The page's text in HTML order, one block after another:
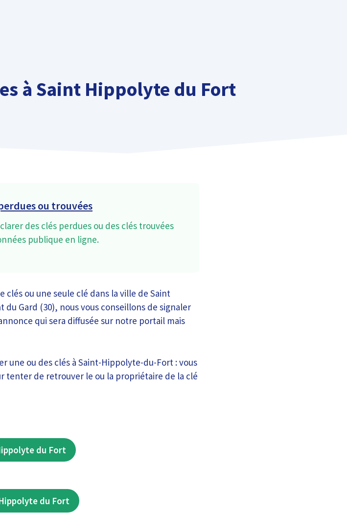
à Saint Hippolyte du Fort
ou trouvées
des clés perdues ou des clés trouvées
publique en ligne.
clés ou une seule clé dans la ville de Saint
Gard (30), nous vous conseillons de signaler
qui sera diffusée sur notre portail mais
une ou des clés à Saint-Hippolyte-du-Fort : vous
tenter de retrouver le ou la propriétaire de la clé
du Fort
du Fort